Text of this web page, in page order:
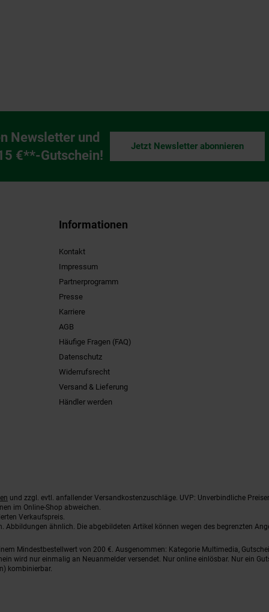
Newsletter und
€**-Gutschein!
Jetzt Newsletter abonnieren
Informationen
Kontakt
Impressum
Partnerprogramm
Presse
Karriere
AGB
Häufige Fragen (FAQ)
Datenschutz
Widerrufsrecht
Versand & Lieferung
Händler werden
und zzgl. evtl. anfallender Versandkostenzuschläge. UVP: Unverbindliche
im Online-Shop abweichen.
Verkaufspreis.
ähnlich. Die abgebildeten Artikel können wegen des begrenzten
Mindestbestellwert von 200 €. Ausgenommen: Kategorie Multimedia,
wird nur einmalig an Neuanmelder versendet. Nur online einlösbar. Nur ein
kombinierbar.